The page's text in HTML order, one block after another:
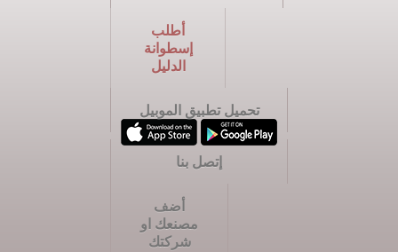
أطلب
إسطوانة
الدليل
تحميل تطبيق الموبيل
إتصل بنا
أضف
مصنعك او
شركتك